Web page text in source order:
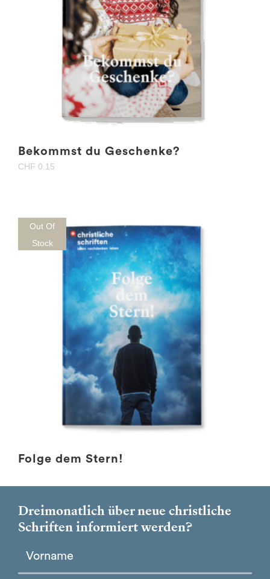
Bekommst du Geschenke?
CHF 0.15
Out Of
Stock
Folge dem Stern!
Dreimonatlich über neue christliche
Schriften informiert werden?